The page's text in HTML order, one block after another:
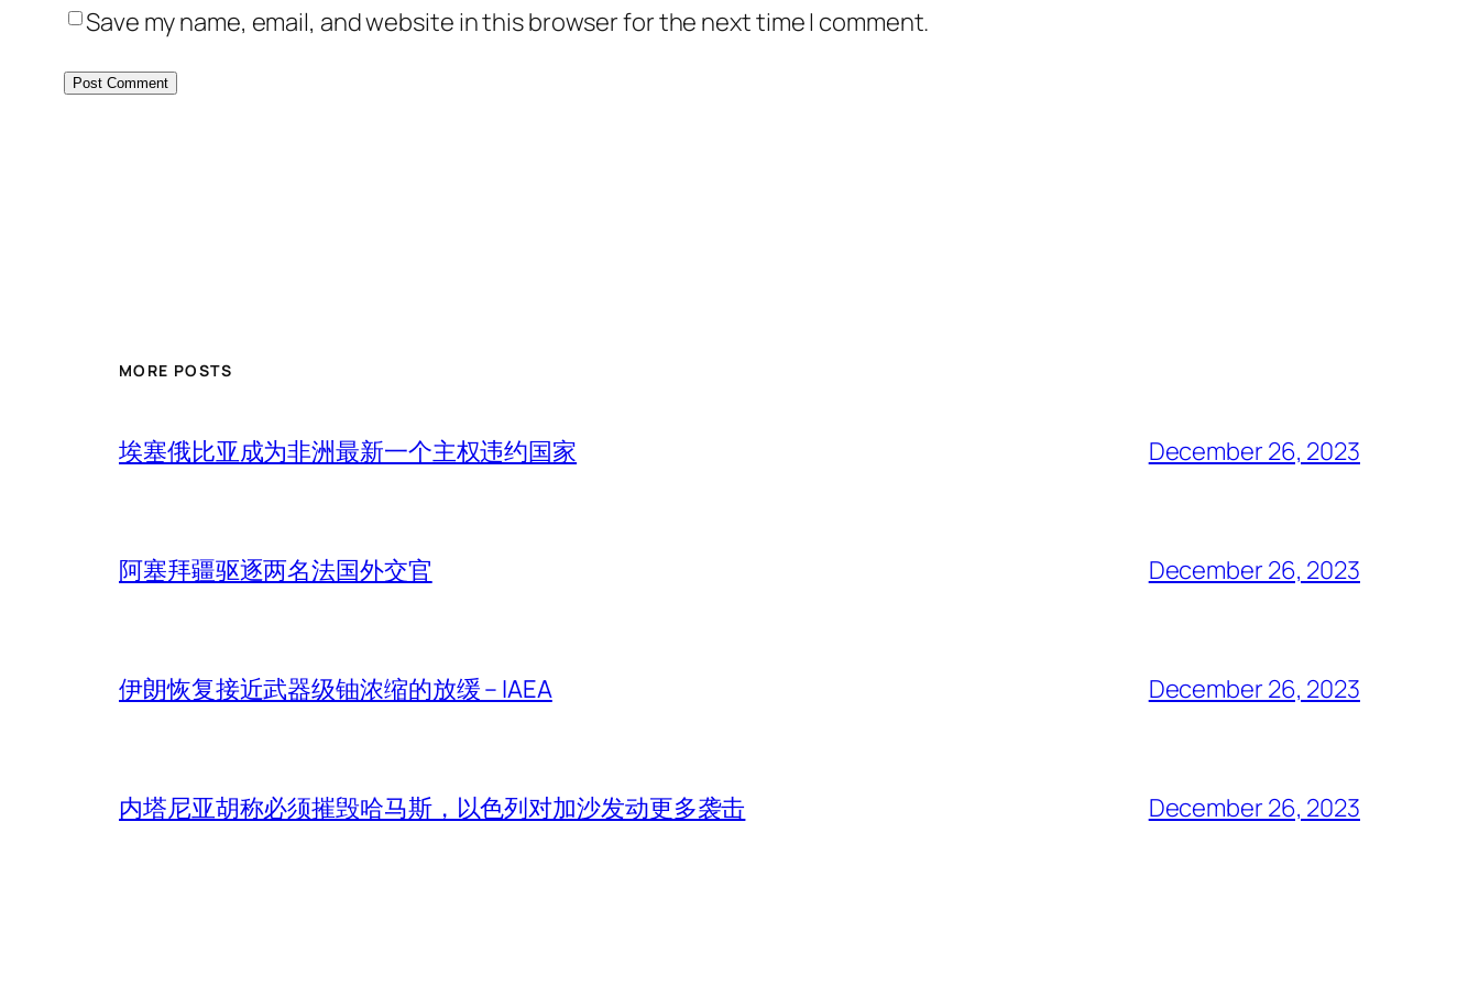
Save my name, email, and website in this browser for the next time I comment.
MORE POSTS
埃塞俄比亚成为非洲最新一个主权违约国家 December 26, 2023
阿塞拜疆驱逐两名法国外交官 December 26, 2023
伊朗恢复接近武器级铀浓缩的放缓 – IAEA December 26, 2023
内塔尼亚胡称必须摧毁哈马斯，以色列对加沙发动更多袭击 December 26, 2023